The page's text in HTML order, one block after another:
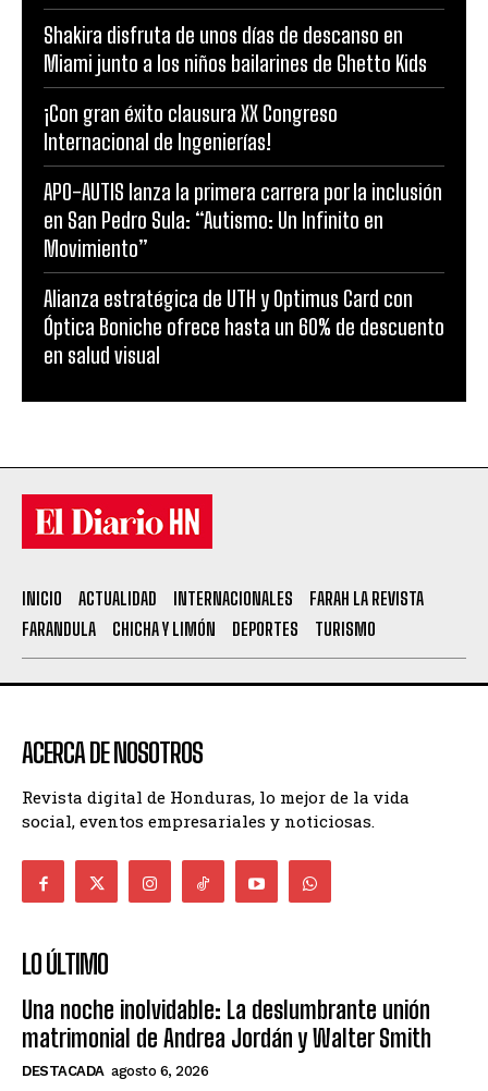
Shakira disfruta de unos días de descanso en
Miami junto a los niños bailarines de Ghetto Kids
¡Con gran éxito clausura XX Congreso
Internacional de Ingenierías!
APO-AUTIS lanza la primera carrera por la inclusión
en San Pedro Sula: “Autismo: Un Infinito en
Movimiento”
Alianza estratégica de UTH y Optimus Card con
Óptica Boniche ofrece hasta un 60% de descuento
en salud visual
INICIO ACTUALIDAD INTERNACIONALES
FARAH LA REVISTA
FARANDULA
CHICHA Y LIMÓN DEPORTES TURISMO
ACERCA DE NOSOTROS
Revista digital de Honduras, lo mejor de la vida
social, eventos empresariales y noticiosas.
LO ÚLTIMO
Una noche inolvidable: La deslumbrante unión
matrimonial de Andrea Jordán y Walter Smith
DESTACADA agosto 6, 2026